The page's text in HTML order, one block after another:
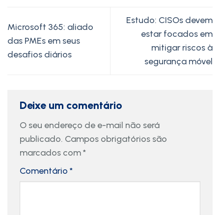
Microsoft 365: aliado
das PMEs em seus
desafios diários
Estudo: CISOs devem
estar focados em
mitigar riscos à
segurança móvel
Deixe um comentário
O seu endereço de e-mail não será
publicado. Campos obrigatórios são
marcados com*
Comentário *